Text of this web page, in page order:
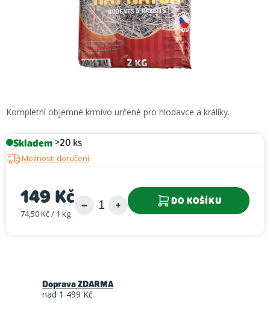
Kompletní objemné krmivo určené pro hlodavce a králíky.
Skladem>20 ks
Možnosti doručení
149 Kč
Měrná cena:
74,50 Kč / 1 kg
DO KOŠÍKU
Doprava ZDARMA
nad 1 499 Kč